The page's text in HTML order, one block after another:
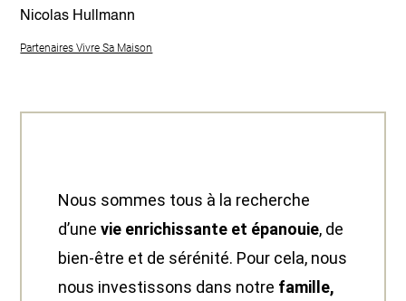
Nicolas Hullmann
Partenaires Vivre Sa Maison
Nous sommes tous à la recherche
d’unevie enrichissante et épanouie, de
bien-être et de sérénité. Pour cela, nous
nous investissons dans notre famille,